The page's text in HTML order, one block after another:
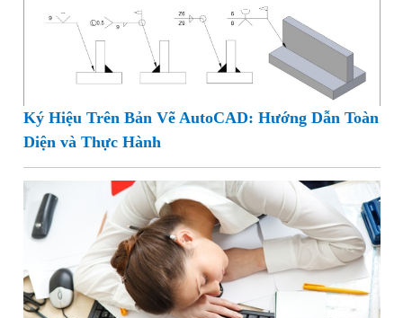
Ký Hiệu Trên Bản Vẽ AutoCAD: Hướng Dẫn Toàn
Diện và Thực Hành